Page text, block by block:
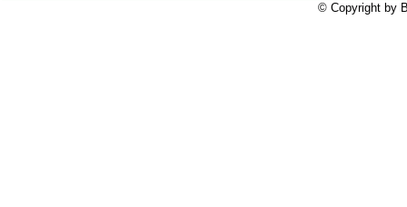
© Copyright by